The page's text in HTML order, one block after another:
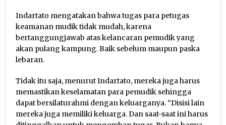
Indartato mengatakan bahwa tugas para petugas
keamanan mudik tidak mudah, karena
bertanggungjawab atas kelancaran pemudik yang
akan pulang kampung. Baik sebelum maupun paska
lebaran.
Tidak itu saja, menurut Indartato, mereka juga harus
memastikan keselamatan para pemudik sehingga
dapat bersilaturahmi dengan keluarganya. “Disisi lain
mereka juga memiliki keluarga. Dan saat-saat ini harus